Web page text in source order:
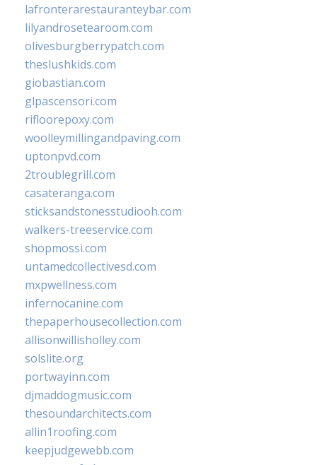
lafronterarestauranteybar.com
lilyandrosetearoom.com
olivesburgberrypatch.com
theslushkids.com
giobastian.com
glpascensori.com
rifloorepoxy.com
woolleymillingandpaving.com
uptonpvd.com
2troublegrill.com
casateranga.com
sticksandstonesstudiooh.com
walkers-treeservice.com
shopmossi.com
untamedcollectivesd.com
mxpwellness.com
infernocanine.com
thepaperhousecollection.com
allisonwillisholley.com
solslite.org
portwayinn.com
djmaddogmusic.com
thesoundarchitects.com
allin1roofing.com
keepjudgewebb.com